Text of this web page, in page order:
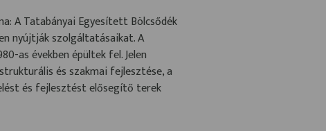
A Tatabányai Egyesített Bölcsődék
nyújtják szolgáltatásaikat. A
as években épültek fel. Jelen
és szakmai fejlesztése, a
és fejlesztést elősegítő terek